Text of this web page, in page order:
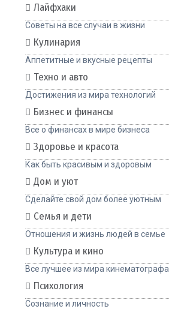
Лайфхаки
Советы на все случаи в жизни
Кулинария
Аппетитные и вкусные рецепты
Техно и авто
Достижения из мира технологий
Бизнес и финансы
Все о финансах в мире бизнеса
Здоровье и красота
Как быть красивым и здоровым
Дом и уют
Сделайте свой дом более уютным
Семья и дети
Отношения и жизнь людей в семье
Культура и кино
Все лучшее из мира кинематографа
Психология
Сознание и личность